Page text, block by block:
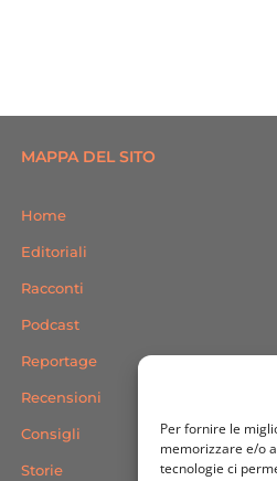
Per fornire le
memorizzare e/o
tecnologie ci
MAPPA DEL SITO
Home
Editoriali
Racconti
Podcast
Reportage
Recensioni
Consigli
Storie